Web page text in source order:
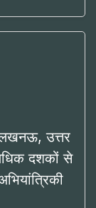
लखनऊ, उत्तर
दशकों से